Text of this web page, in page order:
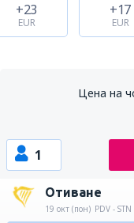
+23
EUR
+17
EUR
Цена на
1
Отиване
19 окт (пон) PDV - STN